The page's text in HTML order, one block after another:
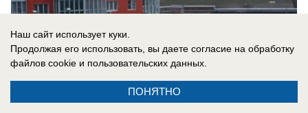
Наш сайт использует куки.
Продолжая его использовать, вы даете согласие на обработку
файлов cookie и пользовательских данных.
ПОНЯТНО